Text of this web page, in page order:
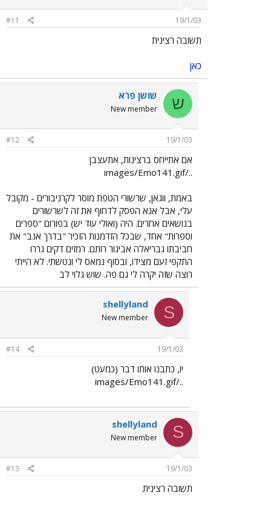
19/1/03
#11
תשובה רצינית
כאן
ש שושן פרא
New member
19/1/03
#12
אם אתייחס ברצינות, אתעצבן
../images/Emo141.gif
באמת, ווגאן, שרשורי הטפת מוסר לקרניבורים - מקובל
עלי, אבל אנא הפסק לדחוף את זה לשרשורים
בנושאים אחרים. היה (ואולי עוד יש) בפורום "ספרים
וספרות" אחד, שבכל הזדמנות הזכיר "בדרך אגב" את
חביבתו גבריאלה אביגור רותם. רמזים דקים גררו
התקפי זעם מצידו, ובסוף נמאס לי ונטשתי. לא הייתי
רוצה שזה יקרה לי גם פה. שוש גלוי לב
S
shellyland
New member
19/1/03
#14
יו, כתבנו אותו דבר (כמעט)
../images/Emo141.gif
S
shellyland
New member
19/1/03
#13
תשובה רצינית